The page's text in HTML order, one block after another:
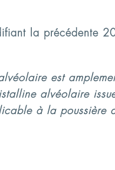
la précédente
est
alvéolaire
à la poussière